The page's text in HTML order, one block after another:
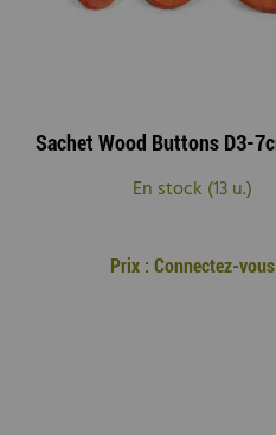
En stock (13 u.)
Prix : Connectez-vous